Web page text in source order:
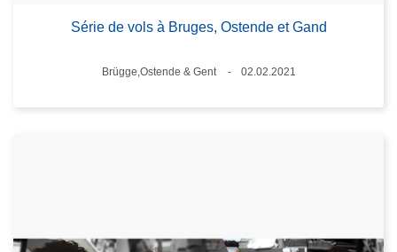
Série de vols à Bruges, Ostende et Gand
Standort
Brügge,Ostende & Gent
02.02.2021